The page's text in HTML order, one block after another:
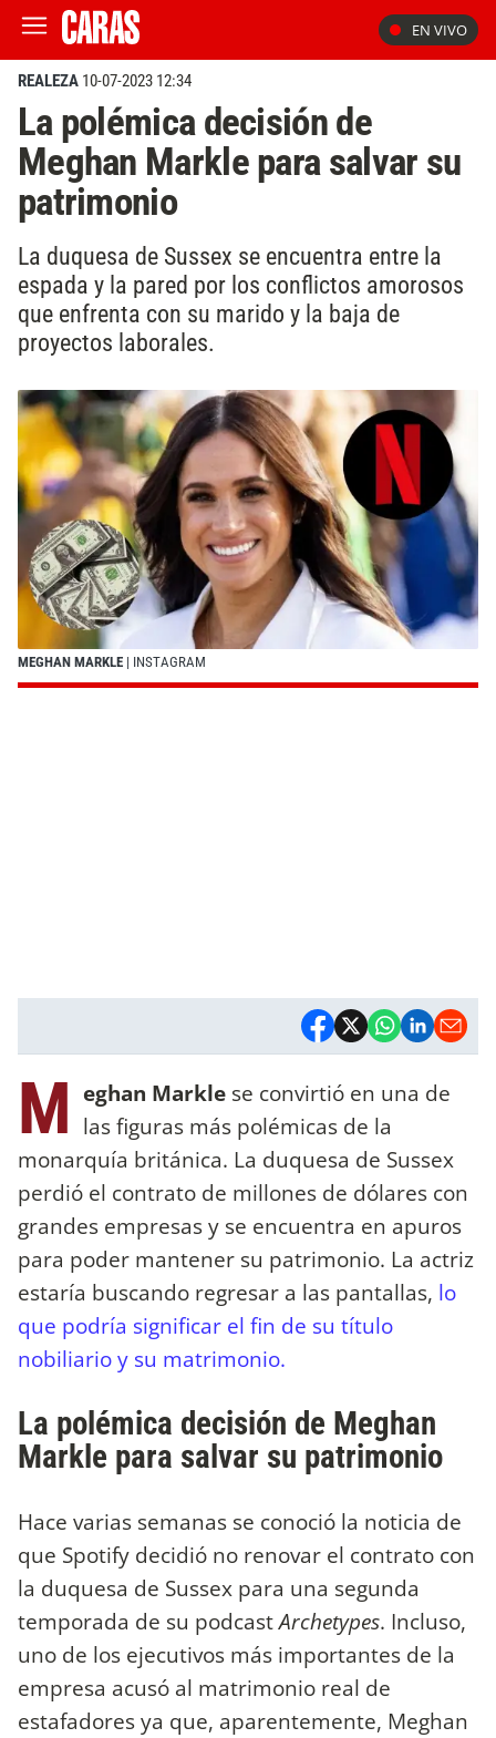
EN VIVO
REALEZA 10-07-2023 12:34
La polémica decisión de
Meghan Markle para salvar su
patrimonio
La duquesa de Sussex se encuentra entre la
espada y la pared por los conflictos amorosos
que enfrenta con su marido y la baja de
proyectos laborales.
MEGHAN MARKLE | INSTAGRAM
M eghan Markle se convirtió en una de
las figuras más polémicas de la
monarquía británica. La duquesa de Sussex
perdió el contrato de millones de dólares con
grandes empresas y se encuentra en apuros
para poder mantener su patrimonio. La actriz
estaría buscando regresar a las pantallas, lo
que podría significar el fin de su título
nobiliario y su matrimonio.
La polémica decisión de Meghan
Markle para salvar su patrimonio
Hace varias semanas se conoció la noticia de
que Spotify decidió no renovar el contrato con
la duquesa de Sussex para una segunda
temporada de su podcastArchetypes. Incluso,
uno de los ejecutivos más importantes de la
empresa acusó al matrimonio real de
estafadores ya que, aparentemente, Meghan